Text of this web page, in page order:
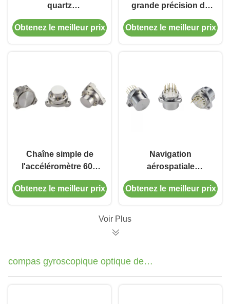
quartz
d'accéléromètre de
large échelle
Obtenez le meilleur prix
grande précision de
température de
compensation de
Obtenez le meilleur prix
Chaîne simple de
l'accéléromètre 60g
de haute précision
d'axe de forte stabilité
Obtenez le meilleur prix
Navigation
aérospatiale
Accéléromètre de
flexion au quartz
pour la navigation par
Obtenez le meilleur prix
Voir Plus
compas gyroscopique optique de
fibre